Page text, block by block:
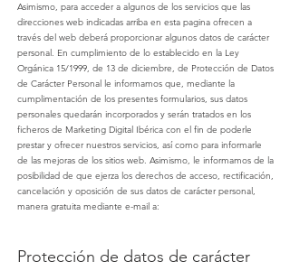
Asimismo, para acceder a algunos de los servicios que las
direcciones web indicadas arriba en esta pagina ofrecen a
través del web deberá proporcionar algunos datos de carácter
personal. En cumplimiento de lo establecido en la Ley
Orgánica 15/1999, de 13 de diciembre, de Protección de Datos
de Carácter Personal le informamos que, mediante la
cumplimentación de los presentes formularios, sus datos
personales quedarán incorporados y serán tratados en los
ficheros de Marketing Digital Ibérica con el fin de poderle
prestar y ofrecer nuestros servicios, así como para informarle
de las mejoras de los sitios web. Asimismo, le informamos de la
posibilidad de que ejerza los derechos de acceso, rectificación,
cancelación y oposición de sus datos de carácter personal,
manera gratuita mediante e-mail a:
Protección de datos de carácter